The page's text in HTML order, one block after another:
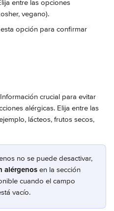
entre las opciones
vegano).
opción para confirmar
crucial para evitar
alérgicas. Elija entre las
lácteos, frutos secos,
no se puede desactivar,
alérgenos en la sección
cuando el campo
vacío.